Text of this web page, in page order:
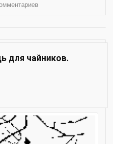
для чайников.